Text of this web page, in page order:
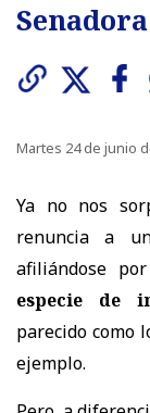
Martes 24 de junio
Ya no nos
renuncia a
afiliándose
especie de
parecido como
ejemplo.